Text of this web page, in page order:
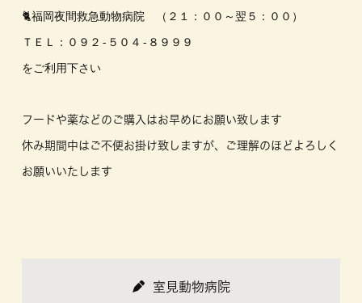
🐈福岡夜間救急動物病院　（２１：００～翌５：００）
ＴＥＬ：０９２-５０４-８９９９
をご利用下さい
フードや薬などのご購入はお早めにお願い致します
休み期間中はご不便お掛け致しますが、ご理解のほどよろしく
お願いいたします
室見動物病院